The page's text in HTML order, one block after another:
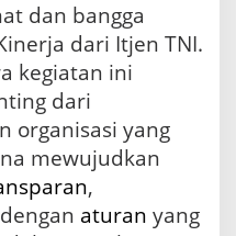
dan bangga
dari Itjen TNI.
kegiatan ini
dari
organisasi yang
mewujudkan
,
aturan yang